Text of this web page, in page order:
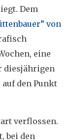
Dem
von
eine
diesjährigen
den Punkt
verflossen.
bei den